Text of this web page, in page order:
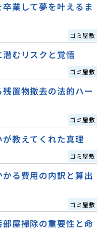
業して夢を叶えるま
ゴミ屋敷
むリスクと覚悟
ゴミ屋敷
置物撤去の法的ハー
ゴミ屋敷
教えてくれた真理
ゴミ屋敷
る費用の内訳と算出
ゴミ屋敷
屋掃除の重要性と命